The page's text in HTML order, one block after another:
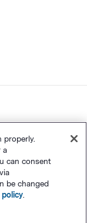
properly.
a
can consent
be changed
policy.